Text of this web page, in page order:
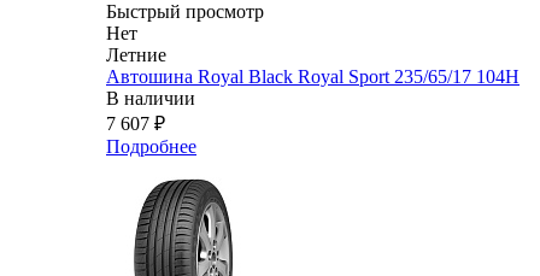
Быстрый просмотр
Нет
Летние
Автошина Royal Black Royal Sport 235/65/17 104H
В наличии
7 607 ₽
Подробнее